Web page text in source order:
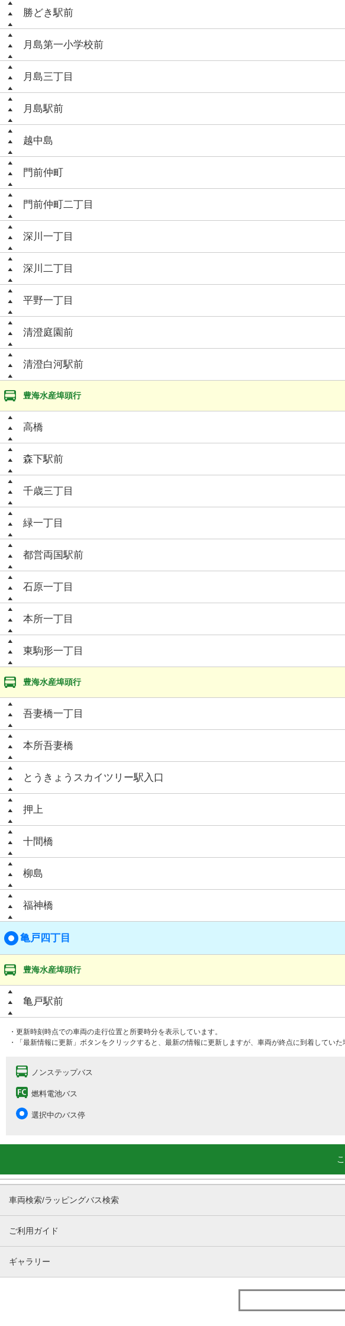
勝どき駅前
月島第一小学校前
月島三丁目
月島駅前
越中島
門前仲町
門前仲町二丁目
深川一丁目
深川二丁目
平野一丁目
清澄庭園前
清澄白河駅前
豊海水産埠頭行
高橋
森下駅前
千歳三丁目
緑一丁目
都営両国駅前
石原一丁目
本所一丁目
東駒形一丁目
豊海水産埠頭行
吾妻橋一丁目
本所吾妻橋
とうきょうスカイツリー駅入口
押上
十間橋
柳島
福神橋
亀戸四丁目
豊海水産埠頭行
亀戸駅前
・更新時刻時点での車両の走行位置と所要時分を表示しています。
・「最新情報に更新」ボタンをクリックすると、最新の情報に更新しますが、車両が終点に到着してい
ノンステップバス
燃料電池バス
選択中のバス停
車両検索/ラッピングバス検索
ご利用ガイド
ギャラリー